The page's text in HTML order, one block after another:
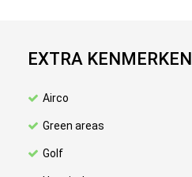
EXTRA KENMERKEN
Airco
Green areas
Golf